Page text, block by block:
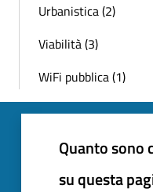
Urbanistica (2)
Viabilità (3)
WiFi pubblica (1)
Quanto sono
su questa